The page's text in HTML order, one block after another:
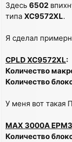
Здесь 6502
типа XC9572XL.
Я сделал
CPLD XC9572XL:
Количество
Количество
У меня вот такая
MAX 3000A
Количество